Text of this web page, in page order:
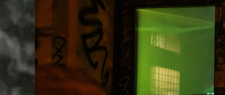
HOSENSCHEISSER FLOHMARKT
KINDERFLOHMÄRKTE IN LEIPZIG
ALLE FLOHMARKT LEIPZIG